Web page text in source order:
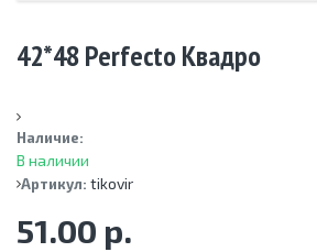
42*48 Perfecto Квадро
Наличие:
В наличии
Артикул: tikovir
51.00 р.